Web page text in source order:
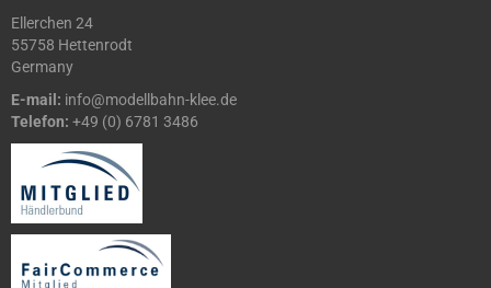
Ellerchen 24
55758 Hettenrodt
Germany
E-mail: info@modellbahn-klee.de
Telefon: +49 (0) 6781 3486